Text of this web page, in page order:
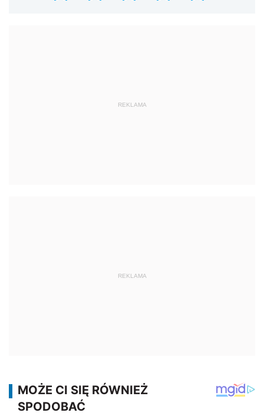
REKLAMA
REKLAMA